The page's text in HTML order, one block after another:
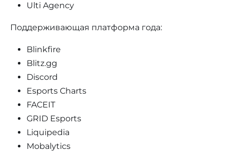
Ulti Agency
Поддерживающая платформа года:
Blinkfire
Blitz.gg
Discord
Esports Charts
FACEIT
GRID Esports
Liquipedia
Mobalytics